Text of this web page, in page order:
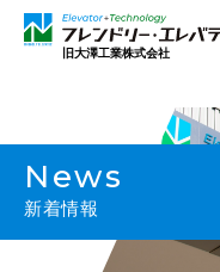
旧大澤工業株式会社
News
新着情報